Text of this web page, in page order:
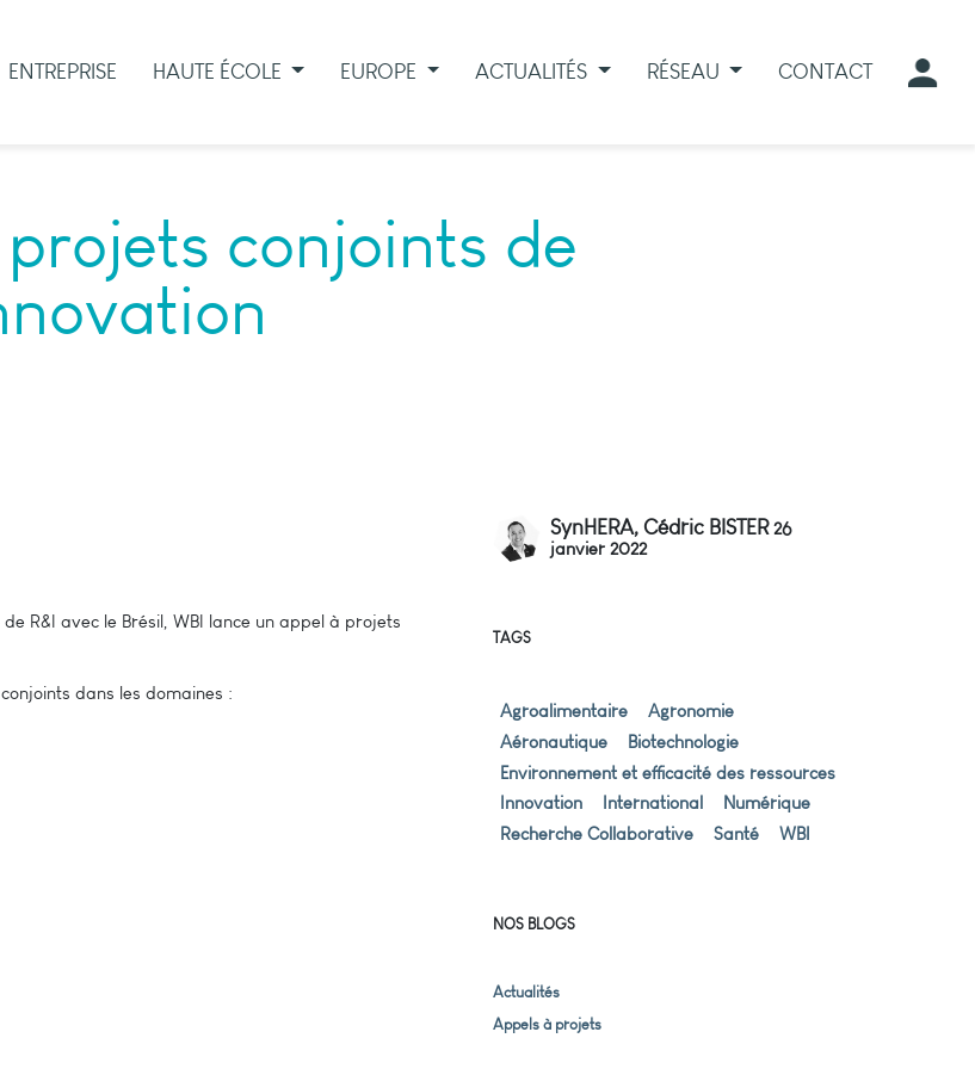
ENTREPRISE HAUTE ÉCOLE EUROPE ACTUALITÉS RÉSEAU CONTACT
conjoints de
R&I avec le Brésil, WBI lance un appel à projets
dans les domaines :
SynHERA, Cédric BISTER 26
janvier 2022
TAGS
Agroalimentaire
Agronomie
Aéronautique
Biotechnologie
Environnement et efficacité des ressources
Innovation
International
Numérique
Recherche Collaborative
Santé WBI
NOS BLOGS
Actualités
Appels à projets